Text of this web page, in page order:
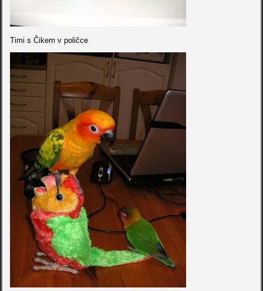
Timi s Čikem v poličce